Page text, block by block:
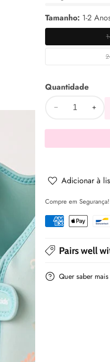
Tamanho: 1-2
Quantidade
Diminuir
de
para
bebés
e
Menta
de
para
bebés
-
Menta
Adicionar à
Compre em
Pairs well
Quer saber